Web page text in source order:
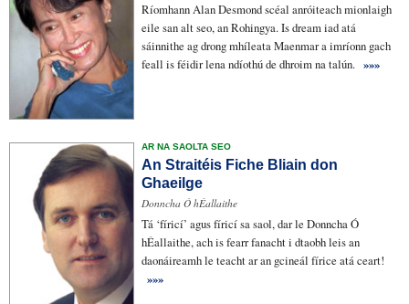
RíomhannAlan Desmond scéal anróiteachmionlaigh
eile san alt seo, an Rohingya. Is dream iad atá
sáinnithe ag drong mhíleataMaenmara imríonn gach
feall is féidir lenandíothúde dhroim na talún. »»»
AR NA SAOLTA SEO
An Straitéis Fiche Bliain don
Ghaeilge
Donncha Ó hÉallaithe
Tá ‘fíricí’ agus fíricí sa saol, dar le Donncha Ó
hÉallaithe, ach is fearrfanacht i dtaobh leisan
daonáireamhle teacht ar an gcineál fírice atá ceart!
»»»